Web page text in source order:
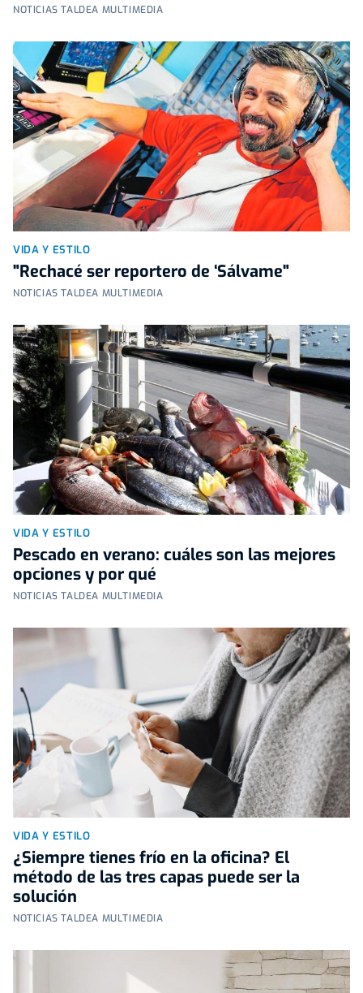
NOTICIAS TALDEA MULTIMEDIA
VIDA Y ESTILO
"Rechacé ser reportero de ‘Sálvame"
NOTICIAS TALDEA MULTIMEDIA
VIDA Y ESTILO
Pescado en verano: cuáles son las mejores
opciones y por qué
NOTICIAS TALDEA MULTIMEDIA
VIDA Y ESTILO
¿Siempre tienes frío en la oficina? El
método de las tres capas puede ser la
solución
NOTICIAS TALDEA MULTIMEDIA